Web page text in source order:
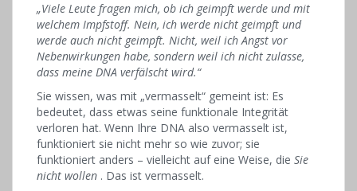
„Viele Leute fragen mich, ob ich geimpft werde und mit
welchem ​​Impfstoff. Nein, ich werde nicht geimpft und
werde auch nicht geimpft. Nicht, weil ich Angst vor
Nebenwirkungen habe, sondern weil ich nicht zulasse,
dass meine DNA verfälscht wird.“
Sie wissen, was mit „vermasselt“ gemeint ist: Es
bedeutet, dass etwas seine funktionale Integrität
verloren hat. Wenn Ihre DNA also vermasselt ist,
funktioniert sie nicht mehr so ​​wie zuvor; sie
funktioniert anders – vielleicht auf eine Weise, die Sie
nicht wollen . Das ist vermasselt.